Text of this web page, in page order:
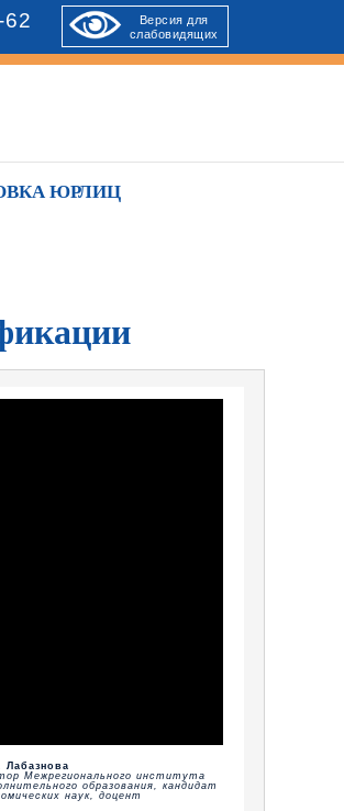
Версия для
слабовидящих
ЮРЛИЦ
Лабазнова
Межрегионального института
образования, кандидат
наук, доцент